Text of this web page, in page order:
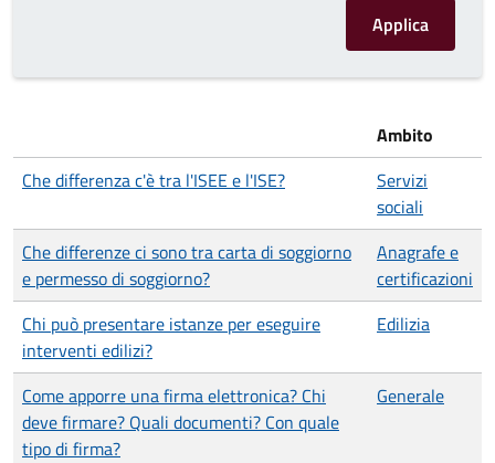
Ambito
Che differenza c'è tra l'ISEE e l'ISE?
Servizi
sociali
Che differenze ci sono tra carta di soggiorno
e permesso di soggiorno?
Anagrafe e
certificazioni
Chi può presentare istanze per eseguire
interventi edilizi?
Edilizia
Come apporre una firma elettronica? Chi
deve firmare? Quali documenti? Con quale
tipo di firma?
Generale